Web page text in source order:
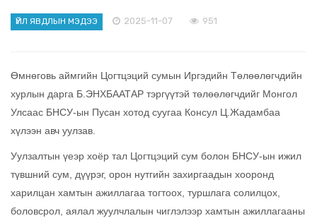
ҮЙЛ ЯВДЛЫН МЭДЭЭ 2025-11-07 951
Өмнөговь аймгийн Цогтцэций сумын Иргэдийн Төлөөлөгчдийн
хурлын дарга Б.ЭНХБААТАР тэргүүтэй төлөөлөгчдийг Монгол
Улсаас БНСУ-ын Пусан хотод суугаа Консул Ц.Жадамбаа
хүлээн авч уулзав.
Уулзалтын үеэр хоёр тал Цогтцэций сум болон БНСУ-ын ижил
түвшний сум, дүүрэг, орон нутгийн захиргаадын хооронд
харилцан хамтын ажиллагаа тогтоох, туршлага солилцох,
боловсрол, аялал жуулчлалын чиглэлээр хамтын ажиллагааны